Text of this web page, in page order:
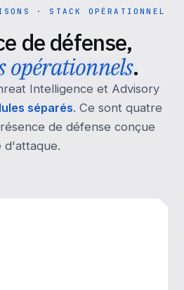
· STACK OPÉRATIONNEL
de défense,
opérationnels.
Intelligence et Advisory
séparés. Ce sont quatre
de défense conçue
d'attaque.